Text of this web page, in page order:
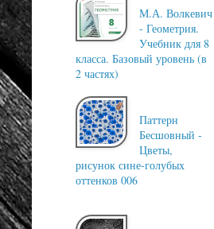
М.А. Волкевич
- Геометрия.
Учебник для 8
класса. Базовый уровень (в
2 частях)
Паттерн
Бесшовный -
Цветы,
рисунок сине-голубых
оттенков 006